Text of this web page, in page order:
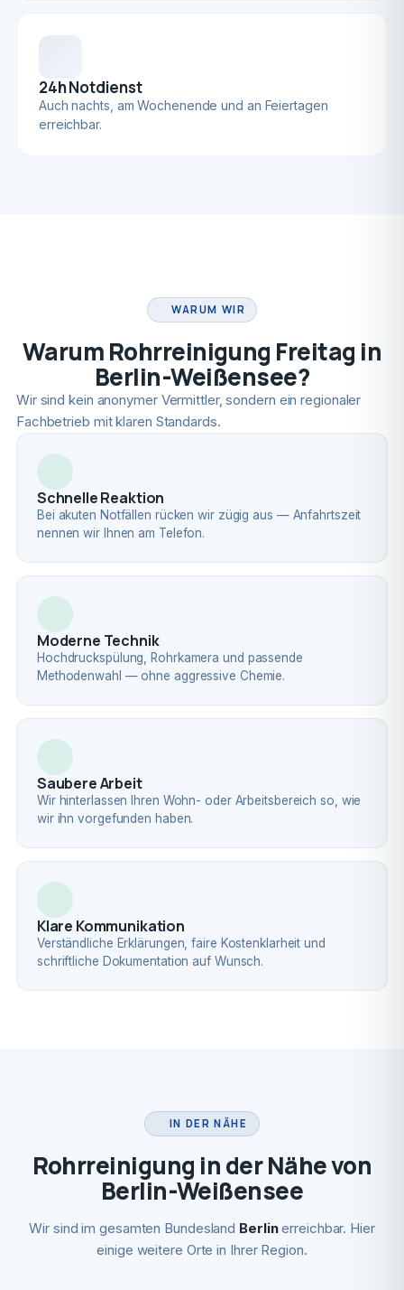
24h Notdienst
Auch nachts, am Wochenende und an Feiertagen
erreichbar.
WARUM WIR
Warum Rohrreinigung Freitag in
Berlin-Weißensee?
Wir sind kein anonymer Vermittler, sondern ein regionaler
Fachbetrieb mit klaren Standards.
Schnelle Reaktion
Bei akuten Notfällen rücken wir zügig aus — Anfahrtszeit
nennen wir Ihnen am Telefon.
Moderne Technik
Hochdruckspülung, Rohrkamera und passende
Methodenwahl — ohne aggressive Chemie.
Saubere Arbeit
Wir hinterlassen Ihren Wohn- oder Arbeitsbereich so, wie
wir ihn vorgefunden haben.
Klare Kommunikation
Verständliche Erklärungen, faire Kostenklarheit und
schriftliche Dokumentation auf Wunsch.
IN DER NÄHE
Rohrreinigung in der Nähe von
Berlin-Weißensee
Wir sind im gesamten Bundesland Berlinerreichbar. Hier
einige weitere Orte in Ihrer Region.